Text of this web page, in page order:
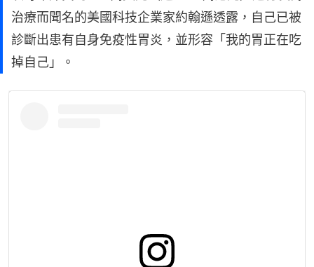
治療而聞名的美國科技企業家約翰遜透露，自己已被
診斷出患有自身免疫性胃炎，並形容「我的胃正在吃
掉自己」。